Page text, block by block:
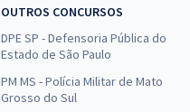
OUTROS CONCURSOS
DPE SP - Defensoria Pública do
Estado de São Paulo
PM MS - Polícia Militar de Mato
Grosso do Sul